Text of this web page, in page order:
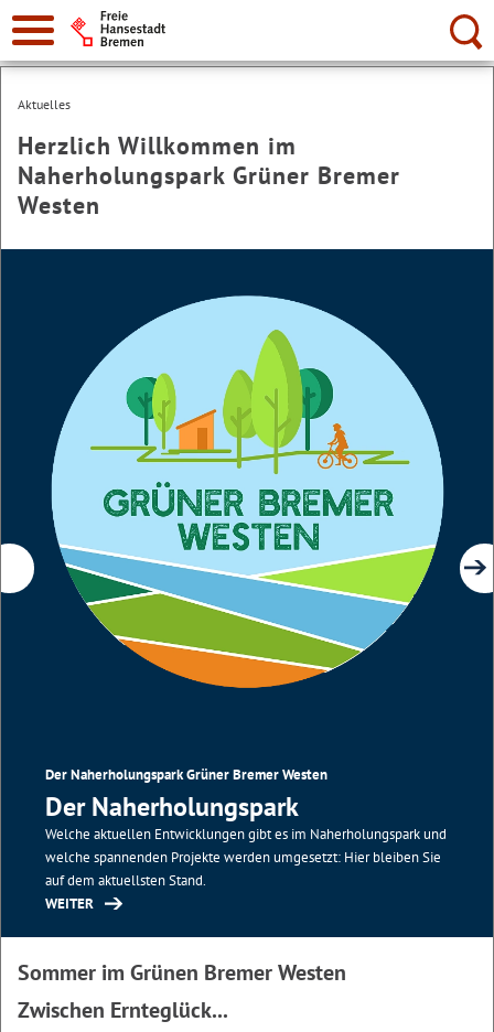
Suche:
Aktuelles
Herzlich Willkommen im
Naherholungspark Grüner Bremer
Westen
Der Naherholungspark Grüner Bremer Westen
Der Naherholungspark
Welche aktuellen Entwicklungen gibt es im Naherholungspark und
welche spannenden Projekte werden umgesetzt: Hier bleiben Sie
auf dem aktuellsten Stand.
WEITER
Sommer im Grünen Bremer Westen
Zwischen Ernteglück...